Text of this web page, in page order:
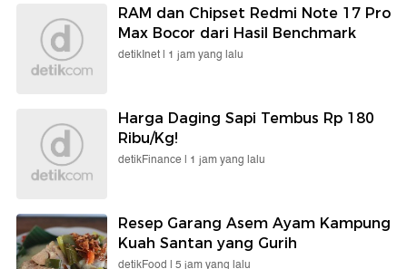
RAM dan Chipset Redmi Note 17 Pro
Max Bocor dari Hasil Benchmark
detikInet | 1 jam yang lalu
Harga Daging Sapi Tembus Rp 180
Ribu/Kg!
detikFinance | 1 jam yang lalu
Resep Garang Asem Ayam Kampung
Kuah Santan yang Gurih
detikFood | 5 jam yang lalu